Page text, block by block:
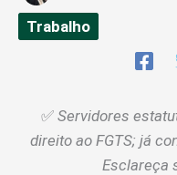
Trabalho
✅ Servidores
direito ao FGTS; já
Esclareça